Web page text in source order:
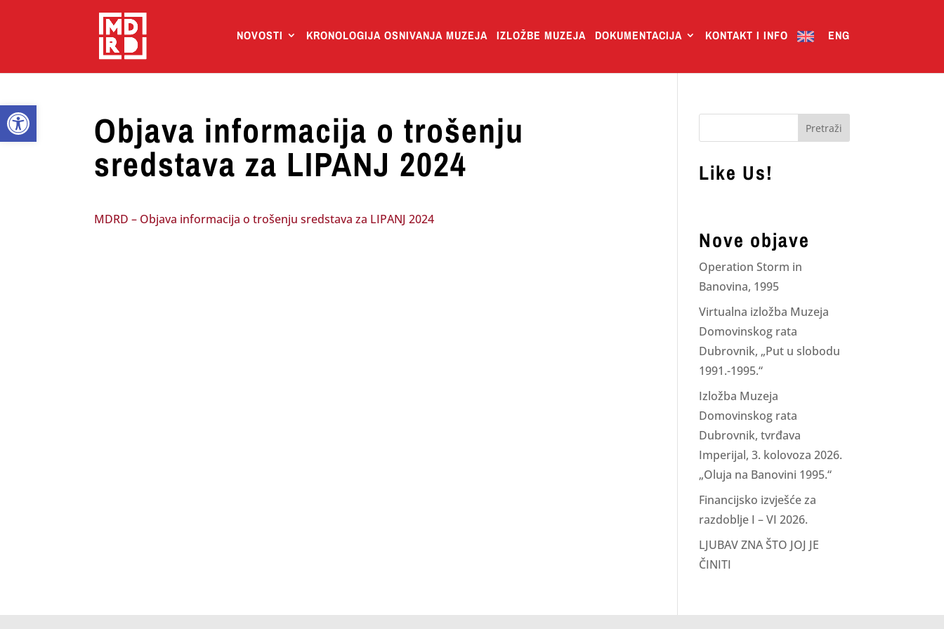
Open toolbar
NOVOSTI KRONOLOGIJA OSNIVANJA MUZEJA IZLOŽBE MUZEJA DOKUMENTACIJA KONTAKT I INFO ENG
Objava informacija o trošenju
sredstava za LIPANJ 2024
MDRD – Objava informacija o trošenju sredstava za LIPANJ 2024
Like Us!
Nove objave
Operation Storm in
Banovina, 1995
Virtualna izložba Muzeja
Domovinskog rata
Dubrovnik, „Put u slobodu
1991.-1995.“
Izložba Muzeja
Domovinskog rata
Dubrovnik, tvrđava
Imperijal, 3. kolovoza 2026.
„Oluja na Banovini 1995.“
Financijsko izvješće za
razdoblje I – VI 2026.
LJUBAV ZNA ŠTO JOJ JE
ČINITI